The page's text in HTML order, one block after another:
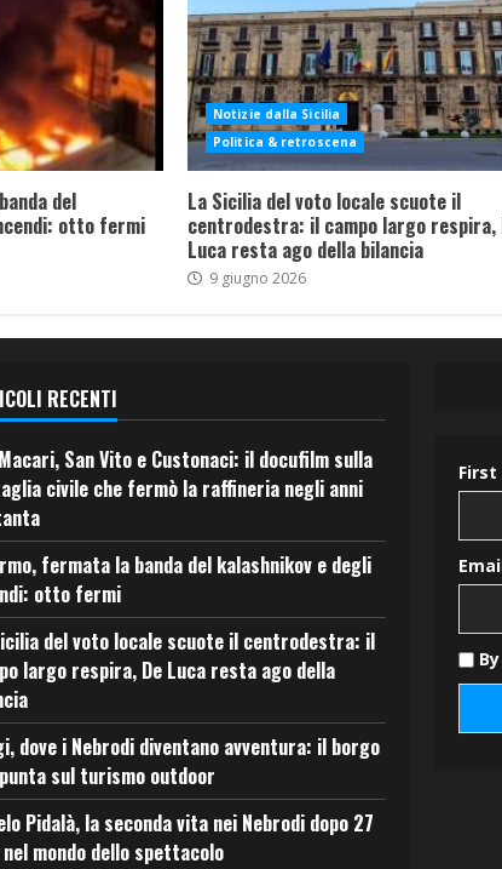
del
otto fermi
Notizie dalla Sicilia
Politica & retroscena
La Sicilia del voto locale scuote il
centrodestra: il campo largo respira,
Luca resta ago della bilancia
9 giugno 2026
RECENTI
San Vito e Custonaci: il docufilm sulla
civile che fermò la raffineria negli anni
fermata la banda del kalashnikov e degli
otto fermi
del voto locale scuote il centrodestra: il
largo respira, De Luca resta ago della
dove i Nebrodi diventano avventura: il borgo
sul turismo outdoor
Pidalà, la seconda vita nei Nebrodi dopo 27
nel mondo dello spettacolo
By